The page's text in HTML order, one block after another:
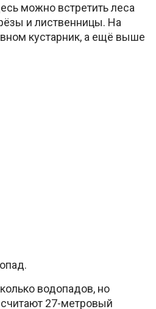
можно встретить леса
и лиственницы. На
кустарник, а ещё выше
водопадов, но
27-метровый